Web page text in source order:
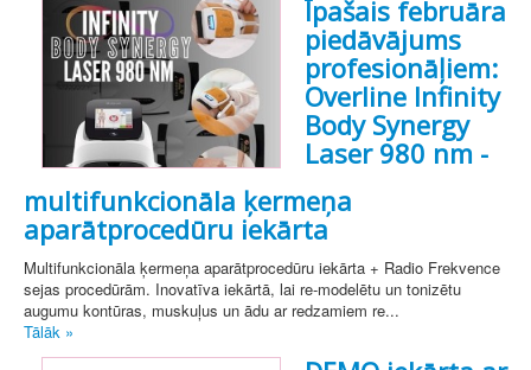
Īpašais februāra
piedāvājums
profesionāļiem:
Overline Infinity
Body Synergy
Laser 980 nm -
multifunkcionāla ķermeņa
aparātprocedūru iekārta
Multifunkcionāla ķermeņa aparātprocedūru iekārta + Radio Frekvence
sejas procedūrām. Inovatīva iekārtā, lai re-modelētu un tonizētu
augumu kontūras, muskuļus un ādu ar redzamiem re...
Tālāk »